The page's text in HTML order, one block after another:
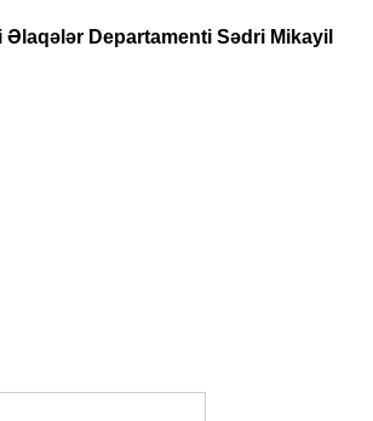
Departamenti Sədri Mikayil